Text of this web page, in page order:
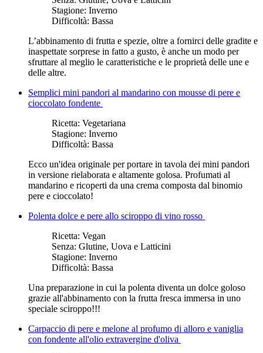
Stagione: Inverno
Difficoltà: Bassa
L’abbinamento di frutta e spezie, oltre a fornirci delle gradite e
inaspettate sorprese in fatto a gusto, è anche un modo per
sfruttare al meglio le caratteristiche e le proprietà delle une e
delle altre.
Semplici mini pandori al mandarino con mousse di pere e
cioccolato fondente
Ricetta: Vegetariana
Stagione: Inverno
Difficoltà: Bassa
Ecco un'idea originale per portare in tavola dei mini pandori
in versione rielaborata e altamente golosa. Profumati al
mandarino e ricoperti da una crema composta dal binomio
pere e cioccolato!
Polenta dolce e pere allo sciroppo di vino rosso
Ricetta: Vegan
Senza: Glutine, Uova e Latticini
Stagione: Inverno
Difficoltà: Bassa
Una preparazione in cui la polenta diventa un dolce goloso
grazie all'abbinamento con la frutta fresca immersa in uno
speciale sciroppo!!!
Carpaccio di pere e melone al profumo di alloro e vaniglia
con fondente all'olio extravergine d'oliva